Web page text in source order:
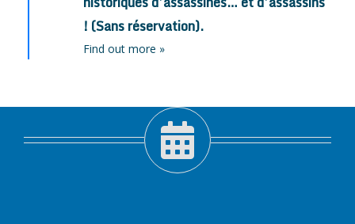
! (Sans réservation).
Find out more »